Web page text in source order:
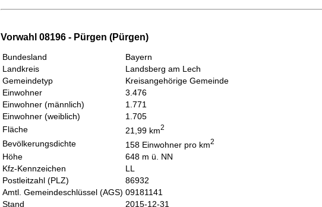
Vorwahl 08196 - Pürgen (Pürgen)
Bundesland
Bayern
Landkreis
Landsberg am Lech
Gemeindetyp
Kreisangehörige Gemeinde
Einwohner
3.476
Einwohner (männlich)
1.771
Einwohner (weiblich)
1.705
Fläche
21,99 km2
Bevölkerungsdichte 158 Einwohner pro km2
Höhe
648 m ü. NN
Kfz-Kennzeichen
LL
Postleitzahl (PLZ)
86932
Amtl. Gemeindeschlüssel (AGS) 09181141
Stand
2015-12-31